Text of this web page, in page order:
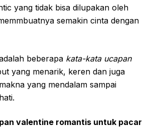
yang tidak bisa dilupakan oleh
semakin cinta dengan
beberapa kata-kata ucapan
yang menarik, keren dan juga
yang mendalam sampai
valentine romantis untuk pacar